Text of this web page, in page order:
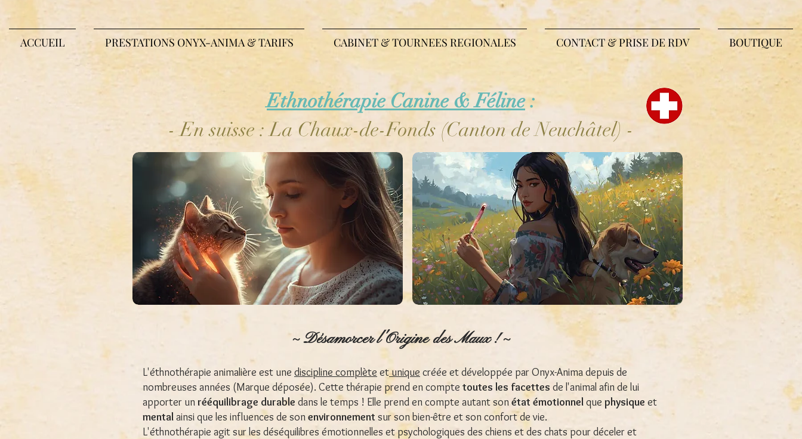
ACCUEIL PRESTATIONS ONYX-ANIMA & TARIFS CABINET & TOURNEES REGIONALES CONTACT & PRISE DE RDV BOUTIQUE
Ethnothérapie Canine & Féline:
- En suisse : La Chaux-de-Fonds (Canton de Neuchâtel) -
~ Désamorcer l'Origine des Maux ! ~
L'éthnothérapie animalière est une discipline complète etunique créée et développée par Onyx-Anima depuis de
nombreuses années (Marque déposée). Cette thérapie prend en compte toutes les facettes de l'animal afin de lui
apporter un rééquilibrage durable dans le temps ! Elle prend en compte autant sonétat émotionnelque physique et
mentalainsi que les influences de sonenvironnement sur son bien-être et son confort de vie.
L'éthnothérapie agit sur les déséquilibres émotionnelles et psychologiques des chiens et des chats pour déceler et